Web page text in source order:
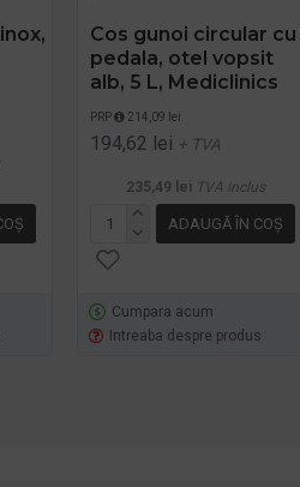
Cos gunoi circular cu
pedala, otel vopsit
alb, 5 L, Mediclinics
PRP 214,09 lei
194,62 lei + TVA
235,49 lei TVA inclus
ADAUGĂ ÎN COŞ
Cumpara acum
Intreaba despre produs